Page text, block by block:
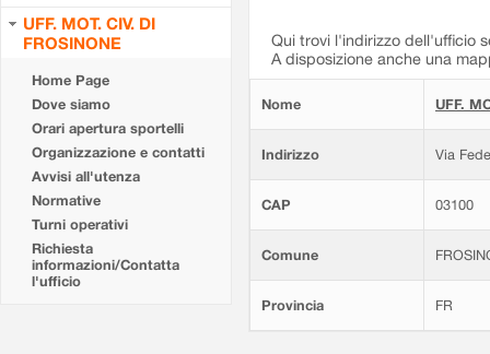
UFF. MOT. CIV. DI
FROSINONE
Home Page
Dove siamo
Orari apertura sportelli
Organizzazione e contatti
Avvisi all'utenza
Normative
Turni operativi
Richiesta
informazioni/Contatta
l'ufficio
Qui trovi l'indirizzo dell'ufficio
A disposizione anche una
Nome UFF.
Indirizzo Via
CAP 03100
Comune
Provincia FR